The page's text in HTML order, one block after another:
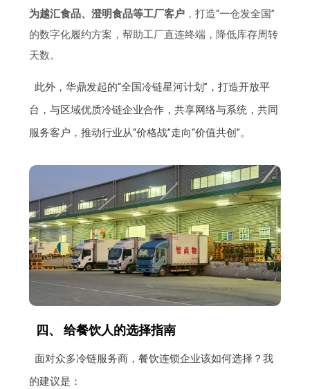
为越汇食品、澄明食品等工厂客户 ，打造“一仓发全国”
的数字化履约方案，帮助工厂直连终端，降低库存周转
天数。
此外，华鼎发起的“全国冷链星河计划”，打造开放平
台，与区域优质冷链企业合作，共享网络与系统，共同
服务客户，推动行业从“价格战”走向“价值共创”。
四、 给餐饮人的选择指南
面对众多冷链服务商，餐饮连锁企业该如何选择？我
的建议是：